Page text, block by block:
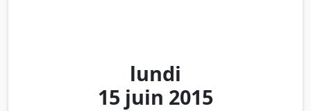
lundi
15 juin 2015